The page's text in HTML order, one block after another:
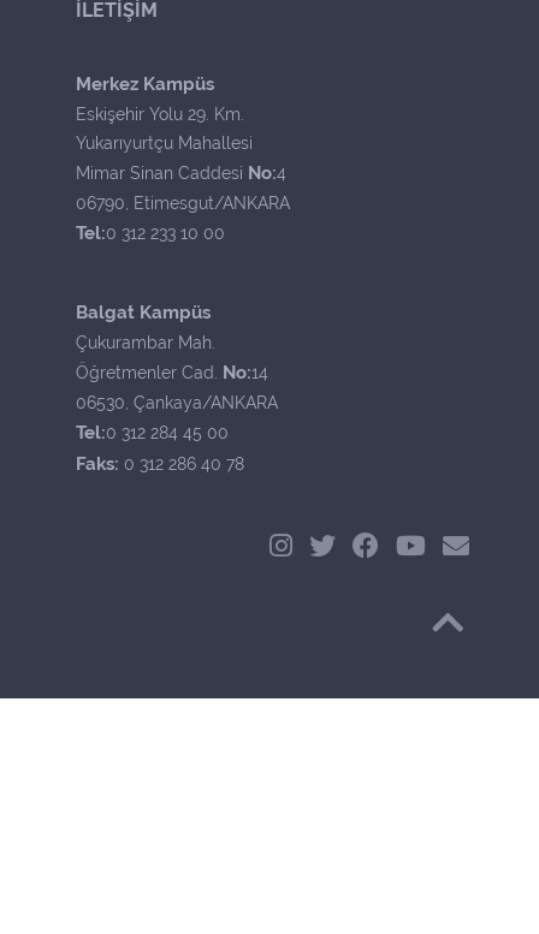
İLETİŞİM
Merkez Kampüs
Eskişehir Yolu 29. Km.
Yukarıyurtçu Mahallesi
Mimar Sinan Caddesi No:4
06790, Etimesgut/ANKARA
Tel:0 312 233 10 00
Balgat Kampüs
Çukurambar Mah.
Öğretmenler Cad. No:14
06530, Çankaya/ANKARA
Tel:0 312 284 45 00
Faks: 0 312 286 40 78